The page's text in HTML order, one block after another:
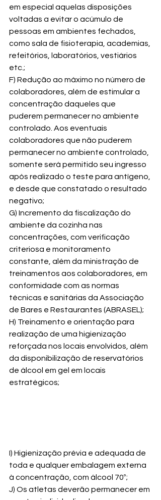
em especial aquelas disposições
voltadas a evitar o acúmulo de
pessoas em ambientes fechados,
como sala de fisioterapia, academias,
refeitórios, laboratórios, vestiários
etc.;
F) Redução ao máximo no número de
colaboradores, além de estimular a
concentração daqueles que
puderem permanecer no ambiente
controlado. Aos eventuais
colaboradores que não puderem
permanecer no ambiente controlado,
somente será permitido seu ingresso
após realizado o teste para antígeno,
e desde que constatado o resultado
negativo;
G) Incremento da fiscalização do
ambiente da cozinha nas
concentrações, com verificação
criteriosa e monitoramento
constante, além da ministração de
treinamentos aos colaboradores, em
conformidade com as normas
técnicas e sanitárias da Associação
de Bares e Restaurantes (ABRASEL);
H) Treinamento e orientação para
realização de uma higienização
reforçada nos locais envolvidos, além
da disponibilização de reservatórios
de álcool em gel em locais
estratégicos;
I) Higienização prévia e adequada de
toda e qualquer embalagem externa
à concentração, com álcool 70º;
J) Os atletas deverão permanecer em